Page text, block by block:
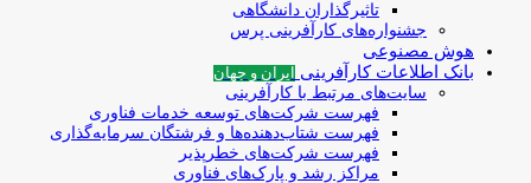
تاثیرگذاران دانشگاهی
جشنواره‌های کارآفرینی‌ پرس
هوش مصنوعی
بانک اطلاعات کارآفرینی
ایران و جهان
سایت‌های مرتبط با کارآفرینی
فهرست شرکت‌های‌‌ توسعه‌ خدمات فناوری
فهرست شتاب‌دهنده‌ها‌ و فرشتگان‌ سرمایه‌گذاری
فهرست شرکت‌های خطرپذیر
مراکز رشد و پارک‌های فناوری